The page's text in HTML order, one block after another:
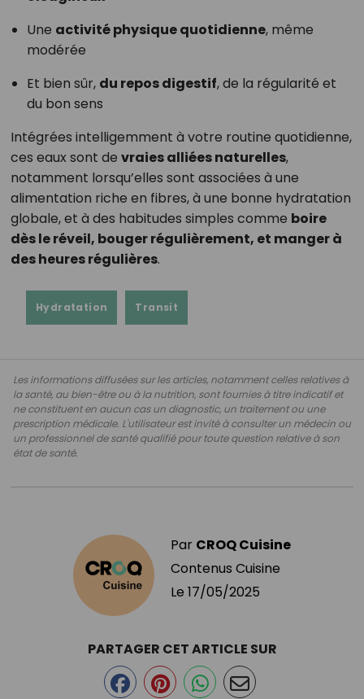
Une activité physique quotidienne, même
modérée
Et bien sûr, du repos digestif, de la régularité et
du bon sens
Intégrées intelligemment à votre routine quotidienne,
ces eaux sont de vraies alliées naturelles,
notamment lorsqu’elles sont associées à une
alimentation riche en fibres, à une bonne hydratation
globale, et à des habitudes simples comme boire
dès le réveil, bouger régulièrement, et manger à
des heures régulières.
Hydratation Transit
Les informations diffusées sur les articles, notamment celles relatives à
la santé, au bien-être ou à la nutrition, sont fournies à titre indicatif et
ne constituent en aucun cas un diagnostic, un traitement ou une
prescription médicale. L'utilisateur est invité à consulter un médecin ou
un professionnel de santé qualifié pour toute question relative à son
état de santé.
Par CROQ Cuisine
Contenus Cuisine
Le 17/05/2025
PARTAGER CET ARTICLE SUR